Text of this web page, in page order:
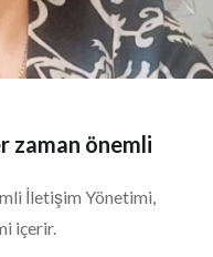
zaman önemli
İletişim Yönetimi,
içerir.